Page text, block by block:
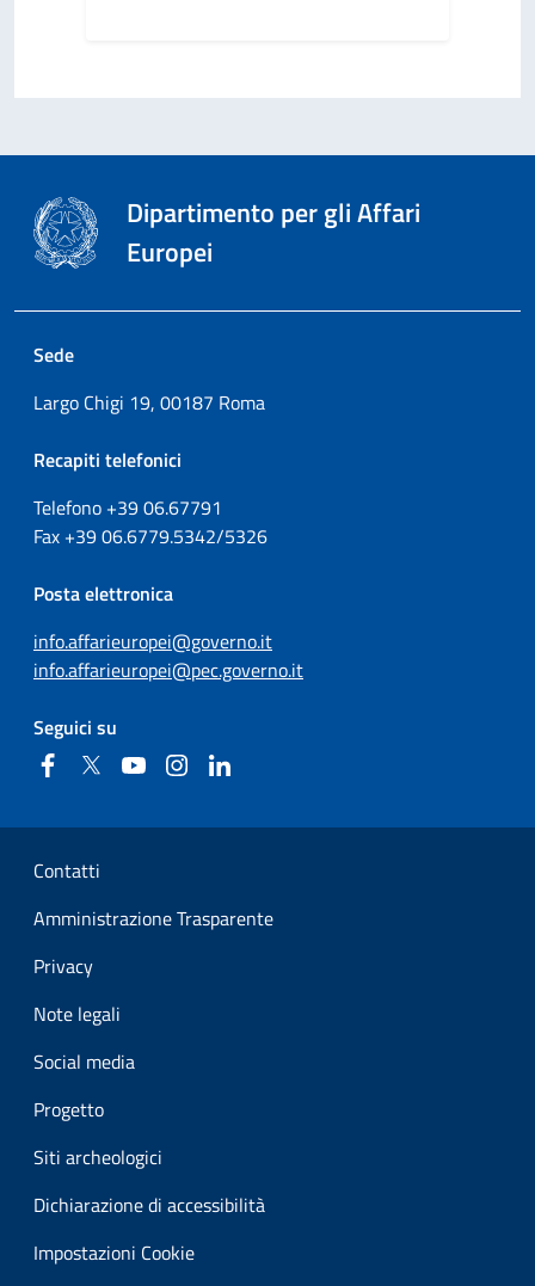
Dipartimento per gli Affari
Europei
Sede
Largo Chigi 19, 00187 Roma
Recapiti telefonici
Telefono +3906.67791
Fax +3906.6779.5342/5326
Posta elettronica
info.affarieuropei@governo.it
info.affarieuropei@pec.governo.it
Seguici su
FacebookTwitter YouTubeInstagram
Sezione Link Utili
Contatti
Amministrazione Trasparente
Privacy
Note legali
Social media
Progetto
Siti archeologici
Dichiarazione di accessibilità
Impostazioni Cookie